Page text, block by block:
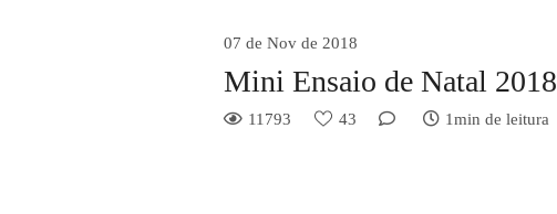
07 de Nov de 2018
Mini Ensaio de Natal 2018
11793 43 1min de leitura